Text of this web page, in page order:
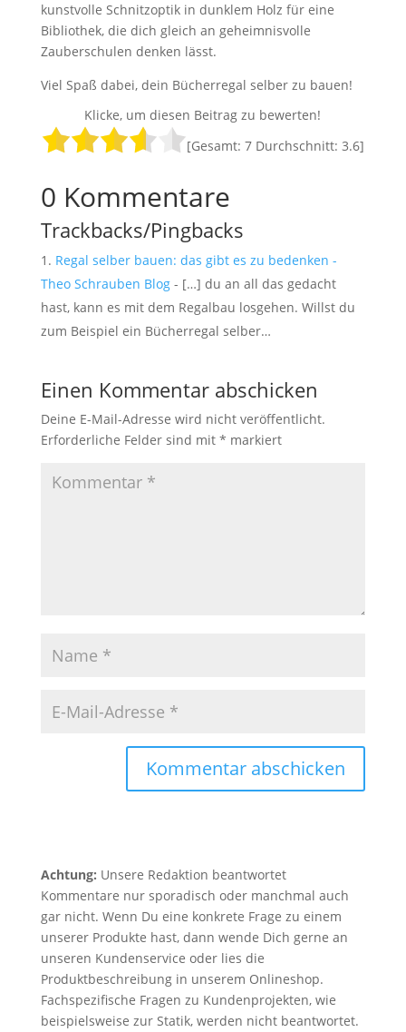
kunstvolle Schnitzoptik in dunklem Holz für eine
Bibliothek, die dich gleich an geheimnisvolle
Zauberschulen denken lässt.
Viel Spaß dabei, dein Bücherregal selber zu bauen!
Klicke, um diesen Beitrag zu bewerten!
[Gesamt: 7Durchschnitt: 3.6]
0 Kommentare
Trackbacks/Pingbacks
Regal selber bauen: das gibt es zu bedenken -
Theo Schrauben Blog- […] du an all das gedacht
hast, kann es mit dem Regalbau losgehen. Willst du
zum Beispiel ein Bücherregal selber…
Einen Kommentar abschicken
Deine E-Mail-Adresse wird nicht veröffentlicht.
Erforderliche Felder sind mit * markiert
Kommentar abschicken
Achtung: Unsere Redaktion beantwortet
Kommentare nur sporadisch oder manchmal auch
gar nicht. Wenn Du eine konkrete Frage zu einem
unserer Produkte hast, dann wende Dich gerne an
unseren Kundenservice oder lies die
Produktbeschreibung in unserem Onlineshop.
Fachspezifische Fragen zu Kundenprojekten, wie
beispielsweise zur Statik, werden nicht beantwortet.